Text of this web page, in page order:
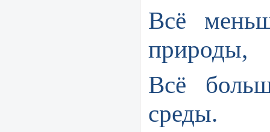
Всё
природы,
Всё
среды.